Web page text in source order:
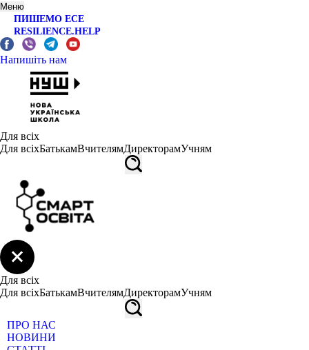
Меню
ПИШЕМО ЕСЕ
RESILIENCE.HELP
Напишіть нам
Для всіх
Для всіхБатькамВчителямДиректорамУчням
Для всіх
Для всіхБатькамВчителямДиректорамУчням
ПРО НАС
НОВИНИ